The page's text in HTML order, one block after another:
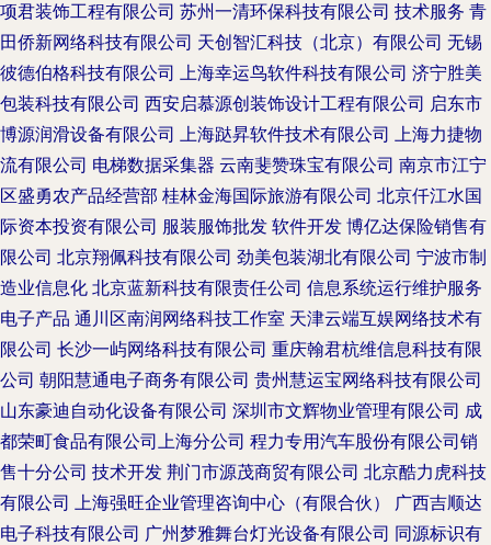
项君装饰工程有限公司 苏州一清环保科技有限公司 技术服务 青
田侨新网络科技有限公司 天创智汇科技（北京）有限公司 无锡
彼德伯格科技有限公司 上海幸运鸟软件科技有限公司 济宁胜美
包装科技有限公司 西安启慕源创装饰设计工程有限公司 启东市
博源润滑设备有限公司 上海跶昇软件技术有限公司 上海力捷物
流有限公司 电梯数据采集器 云南斐赞珠宝有限公司 南京市江宁
区盛勇农产品经营部 桂林金海国际旅游有限公司 北京仟江水国
际资本投资有限公司 服装服饰批发 软件开发 博亿达保险销售有
限公司 北京翔佩科技有限公司 劲美包装湖北有限公司 宁波市制
造业信息化 北京蓝新科技有限责任公司 信息系统运行维护服务
电子产品 通川区南润网络科技工作室 天津云端互娱网络技术有
限公司 长沙一屿网络科技有限公司 重庆翰君杭维信息科技有限
公司 朝阳慧通电子商务有限公司 贵州慧运宝网络科技有限公司
山东豪迪自动化设备有限公司 深圳市文辉物业管理有限公司 成
都荣町食品有限公司上海分公司 程力专用汽车股份有限公司销
售十分公司 技术开发 荆门市源茂商贸有限公司 北京酷力虎科技
有限公司 上海强旺企业管理咨询中心（有限合伙）
广西吉顺达
电子科技有限公司 广州梦雅舞台灯光设备有限公司 同源标识有